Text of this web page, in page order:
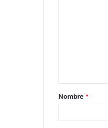
Nombre *